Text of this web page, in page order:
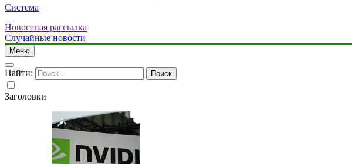
Система
Новостная рассылка
Случайные новости
Меню
Найти:
Заголовки